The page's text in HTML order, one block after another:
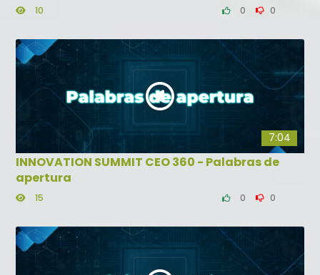
10 0 0
7:04
INNOVATION SUMMIT CEO 360 - Palabras de
apertura
15 0 0